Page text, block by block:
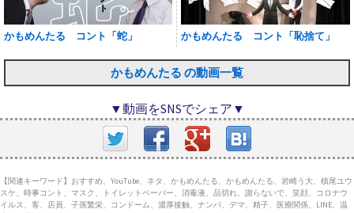
かもめんたる コント「蛇」 かもめんたる コント「恥捨て」
かもめんたる の動画一覧
▼動画をSNSでシェア▼
【関連キーワード】おすすめ、YouTube、ネタ、かもめんたる、かもめんたる、岩崎う大、槙尾ユウ
スケ、時事コント、マスク、トイレットペーパー、消毒液、品切れ、謝らないで、笑顔、コロナウ
イルス、客、店員、子孫繁栄、コンドーム、濃厚接触、ナンパ、デマ、精子、医療関係、LINE、温